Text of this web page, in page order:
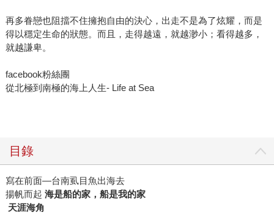
再多眷戀也阻擋不住擁抱自由的決心，出走不是為了炫耀，而是
得以穩定生命的狀態。而且，走得越遠，就越渺小；看得越多，
就越謙卑。
facebook粉絲團
從北極到南極的海上人生- Life at Sea
目錄
寫在前面—台南虱目魚出海去
揚帆而起 海是船的家，船是我的家
天涯海角